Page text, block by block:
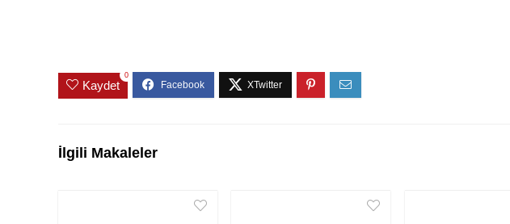
Kaydet
0
İlgili Makaleler